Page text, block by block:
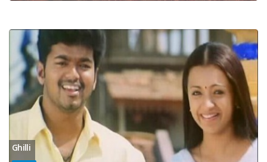
Ghilli